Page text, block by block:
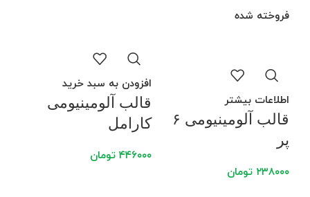
فروخته شده
اطلاعات بیشتر
قالب آلومینیومی ۶
پر
۲۳۸۰۰۰ تومان
افزودن به سبد خرید
قالب آلومینیومی
کارامل
۴۴۶۰۰۰ تومان